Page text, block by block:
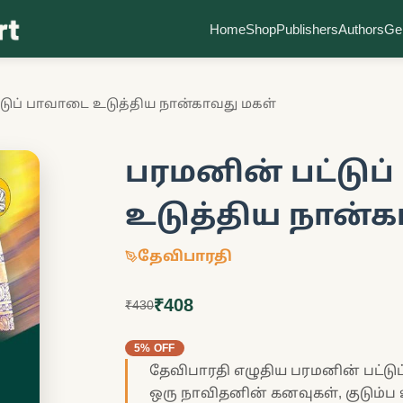
HomeShopPublishersAuthors
பாவாடை உடுத்திய நான்காவது மகள்
பரமனின்
உடுத்திய
தேவிபாரதி
₹430₹408
5% OFF
தேவிபாரதி எழுதிய பரமனின்
ஒரு நாவிதனின் கனவுகள்,